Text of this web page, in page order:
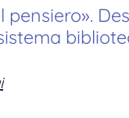
pensiero».